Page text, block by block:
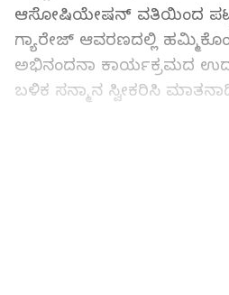
ಆಸೋಷಿಯೇಷನ್‌ ವತಿಯಿಂದ
ಗ್ಯಾರೇಜ್ ಆವರಣದಲ್ಲಿ
ಅಭಿನಂದನಾ ಕಾರ್ಯಕ್ರಮದ
ಬಳಿಕ ಸನ್ಮಾನ ಸ್ವೀಕರಿಸಿ